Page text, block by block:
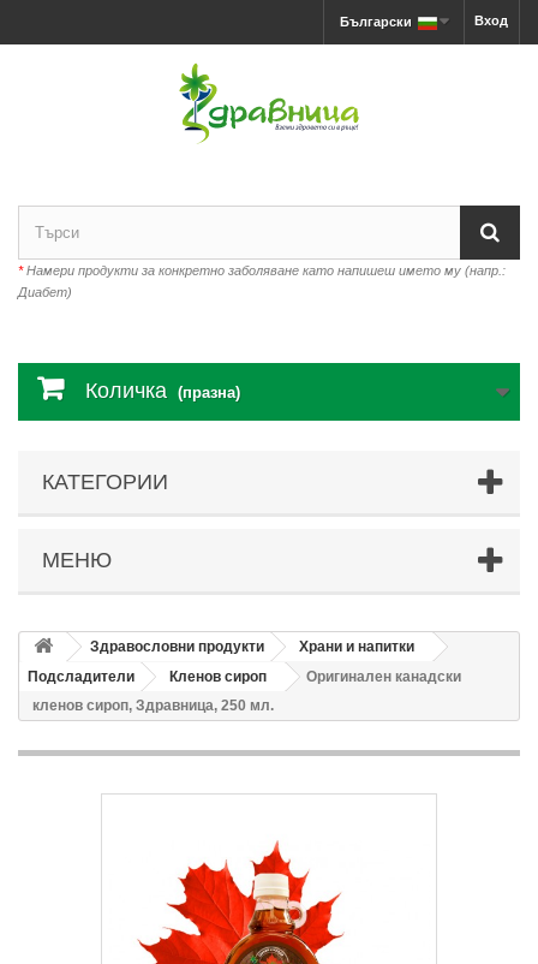
Вход
Български
*Намери продукти за конкретно заболяване като напишеш името му (напр.:
Диабет)
Количка (празна)
КАТЕГОРИИ
МЕНЮ
Здравословни продукти
Храни и напитки
Подсладители
Кленов сироп
Оригинален канадски
кленов сироп, Здравница, 250 мл.